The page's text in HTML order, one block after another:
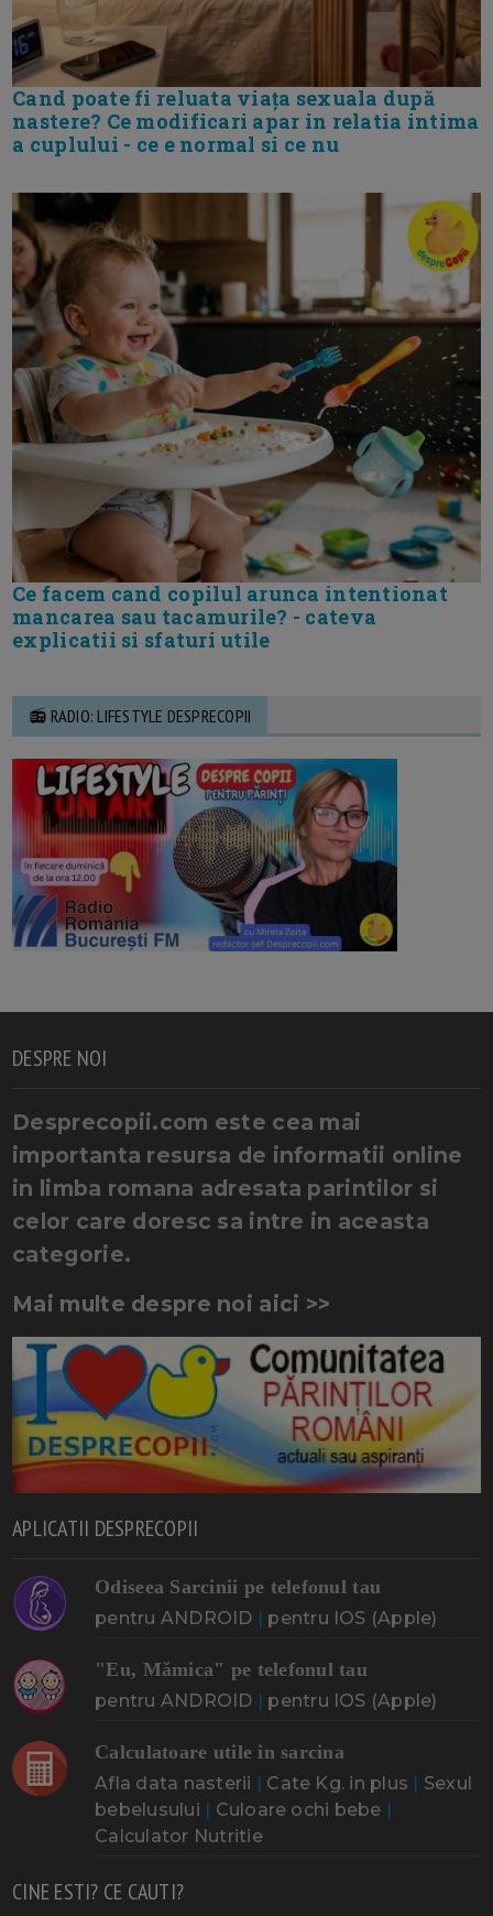
Cand poate fi reluata viața sexuala după
nastere? Ce modificari apar in relatia intima
a cuplului - ce e normal si ce nu
Ce facem cand copilul arunca intentionat
mancarea sau tacamurile? - cateva
explicatii si sfaturi utile
📻 RADIO: LIFESTYLE DESPRECOPII
DESPRE NOI
Desprecopii.com este cea mai
importanta resursa de informatii online
in limba romana adresata parintilor si
celor care doresc sa intre in aceasta
categorie.
Mai multe despre noi aici >>
APLICATII DESPRECOPII
Odiseea Sarcinii pe telefonul tau
pentru ANDROID | pentru IOS (Apple)
"Eu, Mămica" pe telefonul tau
pentru ANDROID | pentru IOS (Apple)
Calculatoare utile in sarcina
Afla data nasterii | Cate Kg. in plus | Sexul
bebelusului | Culoare ochi bebe |
Calculator Nutritie
CINE ESTI? CE CAUTI?